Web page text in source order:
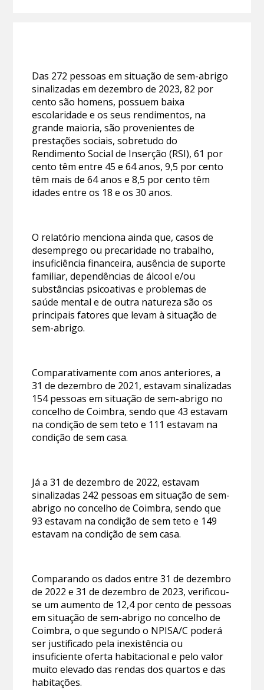
Das 272 pessoas em situação de sem-abrigo
sinalizadas em dezembro de 2023, 82 por
cento são homens, possuem baixa
escolaridade e os seus rendimentos, na
grande maioria, são provenientes de
prestações sociais, sobretudo do
Rendimento Social de Inserção (RSI), 61 por
cento têm entre 45 e 64 anos, 9,5 por cento
têm mais de 64 anos e 8,5 por cento têm
idades entre os 18 e os 30 anos.
O relatório menciona ainda que, casos de
desemprego ou precaridade no trabalho,
insuficiência financeira, ausência de suporte
familiar, dependências de álcool e/ou
substâncias psicoativas e problemas de
saúde mental e de outra natureza são os
principais fatores que levam à situação de
sem-abrigo.
Comparativamente com anos anteriores, a
31 de dezembro de 2021, estavam sinalizadas
154 pessoas em situação de sem-abrigo no
concelho de Coimbra, sendo que 43 estavam
na condição de sem teto e 111 estavam na
condição de sem casa.
Já a 31 de dezembro de 2022, estavam
sinalizadas 242 pessoas em situação de sem-
abrigo no concelho de Coimbra, sendo que
93 estavam na condição de sem teto e 149
estavam na condição de sem casa.
Comparando os dados entre 31 de dezembro
de 2022 e 31 de dezembro de 2023, verificou-
se um aumento de 12,4 por cento de pessoas
em situação de sem-abrigo no concelho de
Coimbra, o que segundo o NPISA/C poderá
ser justificado pela inexistência ou
insuficiente oferta habitacional e pelo valor
muito elevado das rendas dos quartos e das
habitações.